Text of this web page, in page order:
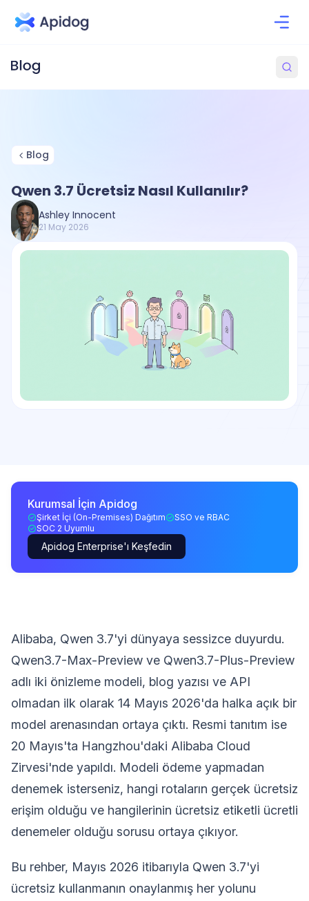
Blog
Qwen 3.7 Ücretsiz Nasıl Kullanılır?
Ashley Innocent
21 May 2026
Kurumsal İçin Apidog
Şirket İçi (On-Premises) Dağıtım
SSO ve RBAC
SOC 2 Uyumlu
Apidog Enterprise'ı Keşfedin
Alibaba, Qwen 3.7'yi dünyaya sessizce duyurdu.
Qwen3.7-Max-Preview ve Qwen3.7-Plus-Preview
adlı iki önizleme modeli, blog yazısı ve API
olmadan ilk olarak 14 Mayıs 2026'da halka açık bir
model arenasından ortaya çıktı. Resmi tanıtım ise
20 Mayıs'ta Hangzhou'daki Alibaba Cloud
Zirvesi'nde yapıldı. Modeli ödeme yapmadan
denemek isterseniz, hangi rotaların gerçek ücretsiz
erişim olduğu ve hangilerinin ücretsiz etiketli ücretli
denemeler olduğu sorusu ortaya çıkıyor.
Bu rehber, Mayıs 2026 itibarıyla Qwen 3.7'yi
ücretsiz kullanmanın onaylanmış her yolunu